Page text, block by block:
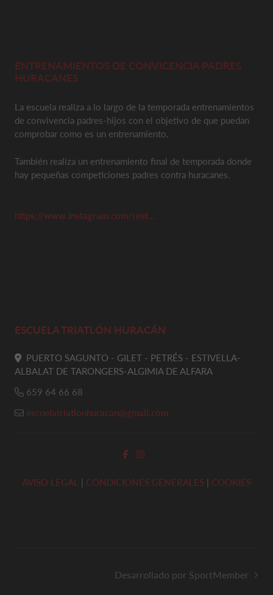
ENTRENAMIENTOS DE CONVICENCIA PADRES
HURACANES
La escuela realiza a lo largo de la temporada entrenamientos
de convivencia padres-hijos con el objetivo de que puedan
comprobar como es un entrenamiento.
También realiza un entrenamiento final de temporada donde
hay pequeñas competiciones padres contra huracanes.
https://www.instagram.com/reel...
ESCUELA TRIATLÓN HURACÁN
PUERTO SAGUNTO - GILET - PETRÉS - ESTIVELLA-
ALBALAT DE TARONGERS-ALGIMIA DE ALFARA
659 64 66 68
escuelatriatlonhuracan@gmail.com
AVISO LEGAL | CONDICIONES GENERALES | COOKIES
Desarrollado por SportMember